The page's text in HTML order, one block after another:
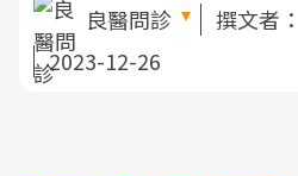
良醫問診 撰文者：
2023-12-26